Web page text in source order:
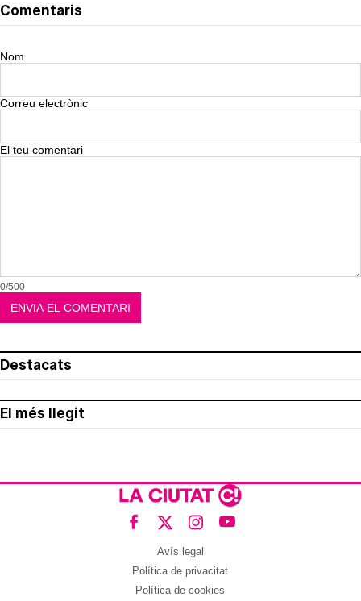
Comentaris
Nom
Correu electrònic
El teu comentari
0/500
Destacats
El més llegit
Avís legal
Política de privacitat
Política de cookies